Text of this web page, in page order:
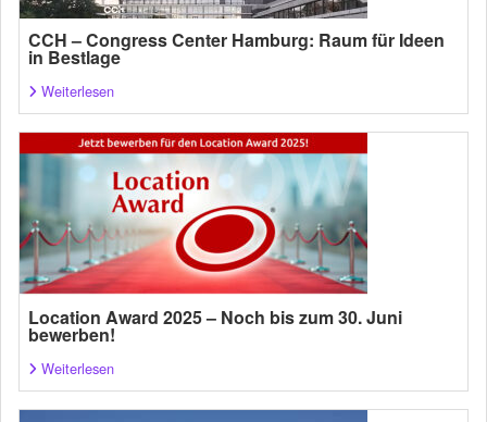
CCH – Congress Center Hamburg: Raum für Ideen
in Bestlage
Weiterlesen
Location Award 2025 – Noch bis zum 30. Juni
bewerben!
Weiterlesen